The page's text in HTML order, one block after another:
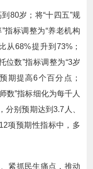
80岁；将“十四五”规
指标调整为“养老机构
从68%提升到73%；
位数”指标调整为“3岁
期提高6个百分点；
数”指标细化为每千人
分别预期达到3.7人、
项预期性指标中，多
紧抓民生痛点，推动